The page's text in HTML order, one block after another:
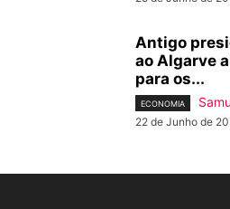
Antigo
ao Algarve
para os...
ECONOMIA
22 de Junho de